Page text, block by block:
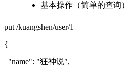
基本操作（简单的查询）
put /kuangshen/user/1
{
"name": "狂神说",